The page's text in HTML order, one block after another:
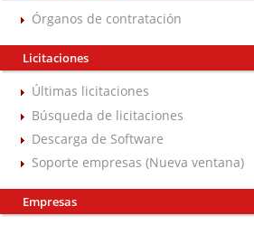
Órganos de contratación
Licitaciones
Últimas licitaciones
Búsqueda de licitaciones
Descarga de Software
Soporte empresas (Nueva ventana)
Empresas